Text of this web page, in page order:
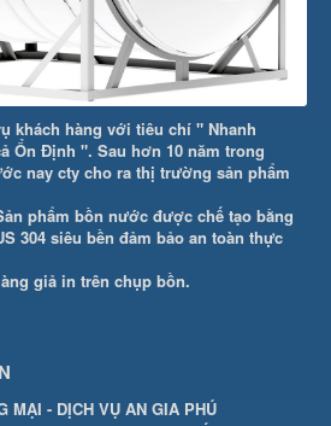
khách hàng với tiêu chí " Nhanh
Ổn Định ". Sau hơn 10 năm trong
nay cty cho ra thị trường sản phẩm
phẩm bồn nước được chế tạo bằng
304 siêu bền đảm bảo an toàn thực
giả in trên chụp bồn.
MẠI - DỊCH VỤ AN GIA PHÚ